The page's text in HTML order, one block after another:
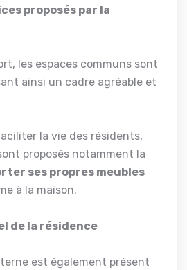
proposés par la
les espaces communs sont
ainsi un cadre agréable et
la vie des résidents,
proposés notamment la
ses propres meubles
à la maison.
de la résidence
est également présent